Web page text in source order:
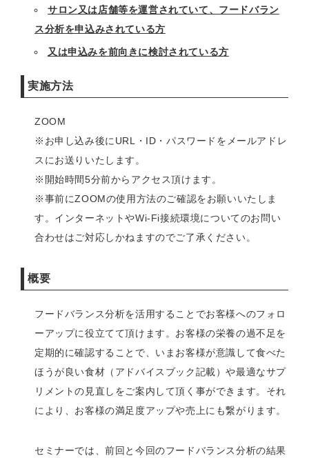
サロン又は店舗等を運営されていて、フードバラン
ス分析を申込みされている方
又は申込みを前向きに検討されている方
実施方法
ZOOM
※お申し込み後にURL・ID・パスワードをメールアドレ
スにお送りいたします。
※開始時間5分前からアクセス頂けます。
※事前にZOOMの使用方法のご確認をお願いいたしま
す。インターネットやWi-Fi接続環境についてのお問い
合わせはご対応しかねますのでご了承ください。
概要
フードバランス分析を活用することでお客様へのフォロ
ーアップに役立てて頂けます。お客様の栄養の過不足を
定期的に確認することで、いまお客様が意識して食べた
ほうが良い食材（アドバイスブック記載）や最適なサプ
リメントの見直しをご案内して頂く事ができます。それ
により、お客様の満足度アップや売上にも繋がります。
セミナーでは、前回と今回のフードバランス分析の結果